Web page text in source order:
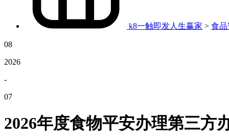
k8一触即发人生赢家 > 食
08
2026
-
07
2026年度食物平安办理第三方